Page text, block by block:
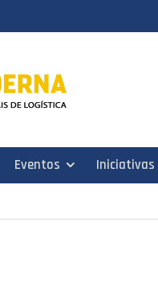
Eventos Iniciativas